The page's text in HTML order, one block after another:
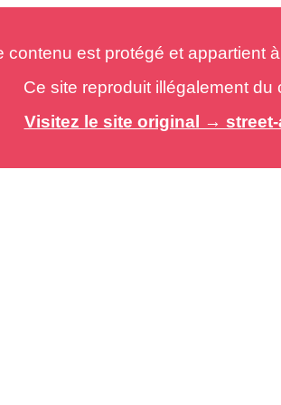
est protégé et appartient à
Ce site reproduit illégalement du
Visitez le site original →